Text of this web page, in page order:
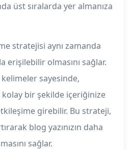
üst sıralarda yer almanıza
stratejisi aynı zamanda
erişilebilir olmasını sağlar.
sayesinde,
kolay bir şekilde içeriğinize
girebilir. Bu strateji,
blog yazınızın daha
sağlar.